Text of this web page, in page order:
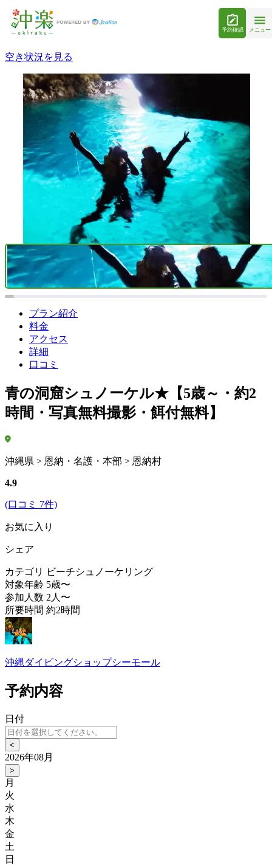
予約確認 メニュー
空き状況を見る
プラン紹介
料金
アクセス
詳細
口コミ
青の洞窟シュノーケル★【5歳～・約2
時間・写真無料撮影・餌付無料】
沖縄県 > 恩納・名護・本部 > 恩納村
4.9
(口コミ 7件)
お気に入り
シェア
カテゴリ
ビーチシュノーケリング
対象年齢 5歳〜
参加人数 2人〜
所要時間 約2時間
沖縄ダイビングショップシーモール
予約内容
日付
<
2026年08月
>
月
火
水
木
金
土
日